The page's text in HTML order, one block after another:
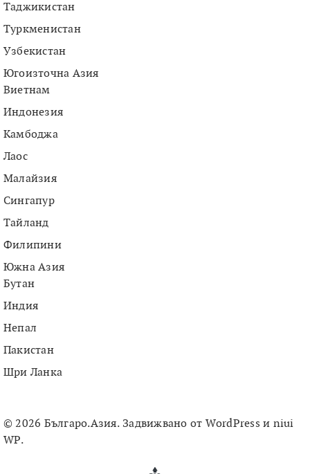
Таджикистан
Туркменистан
Узбекистан
Югоизточна Азия
Виетнам
Индонезия
Камбоджа
Лаос
Малайзия
Сингапур
Тайланд
Филипини
Южна Азия
Бутан
Индия
Непал
Пакистан
Шри Ланка
© 2026 Българо.Азия. Задвижвано от WordPress и niui
WP.